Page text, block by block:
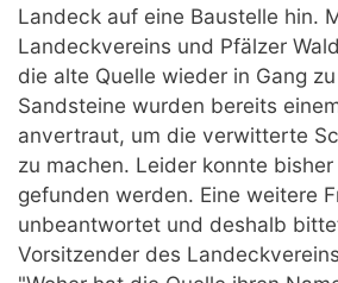
Landeck auf eine Baustelle hin.
Landeckvereins und Pfälzer
die alte Quelle wieder in Gang
Sandsteine wurden bereits
anvertraut, um die verwitterte
zu machen. Leider konnte bisher
gefunden werden. Eine weitere
unbeantwortet und deshalb
Vorsitzender des